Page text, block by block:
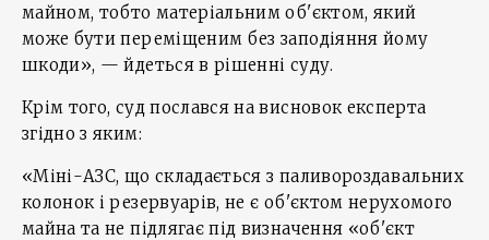
майном, тобто матеріальним об'єктом, який
може бути переміщеним без заподіяння йому
шкоди», — йдеться в рішенні суду.
Крім того, суд послався на висновок експерта
згідно з яким:
«Міні-АЗС, що складається з паливороздавальних
колонок і резервуарів, не є об'єктом нерухомого
майна та не підлягає під визначення «об'єкт